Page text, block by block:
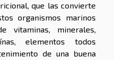
que las convierte
organismos marinos
vitaminas, minerales,
elementos todos
de una buena